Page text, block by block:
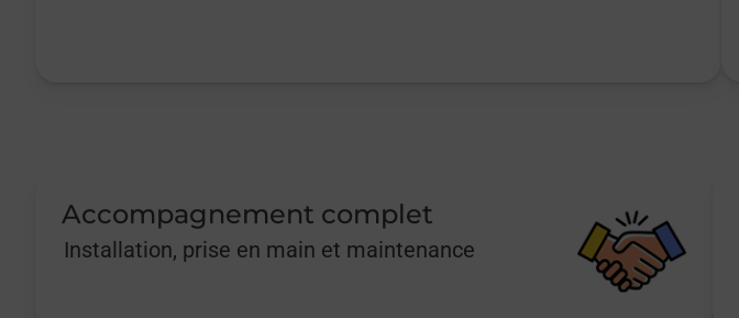
Accompagnement complet
Installation, prise en main et maintenance